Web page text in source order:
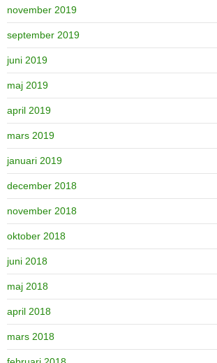
november 2019
september 2019
juni 2019
maj 2019
april 2019
mars 2019
januari 2019
december 2018
november 2018
oktober 2018
juni 2018
maj 2018
april 2018
mars 2018